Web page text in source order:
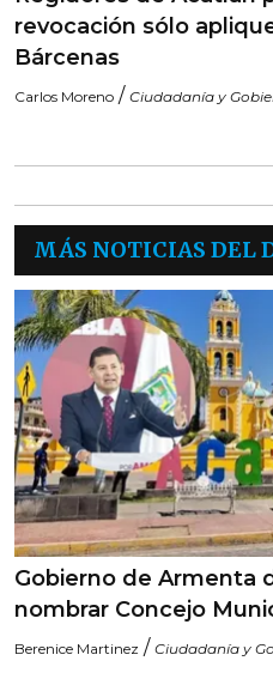
revocación sólo
Bárcenas
Carlos Moreno / Ciudadanía y
MÁS NOTICIAS DEL
Gobierno de Armenta
nombrar Concejo
Berenice Martinez / Ciudadanía y